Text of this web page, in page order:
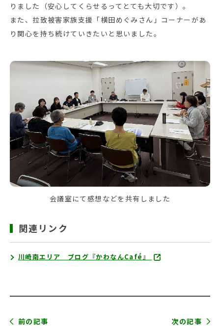
りました（安心してくらせるってとても大切です）。
また、拉致被害家族支援「横田めぐみさん」コーナーがあ
り関心を持ち続けていきたいと思いました。
会議室にて感想などを共有しました
関連リンク
川崎南エリア ブログ『かわなんCafé』
前の記事 次の記事